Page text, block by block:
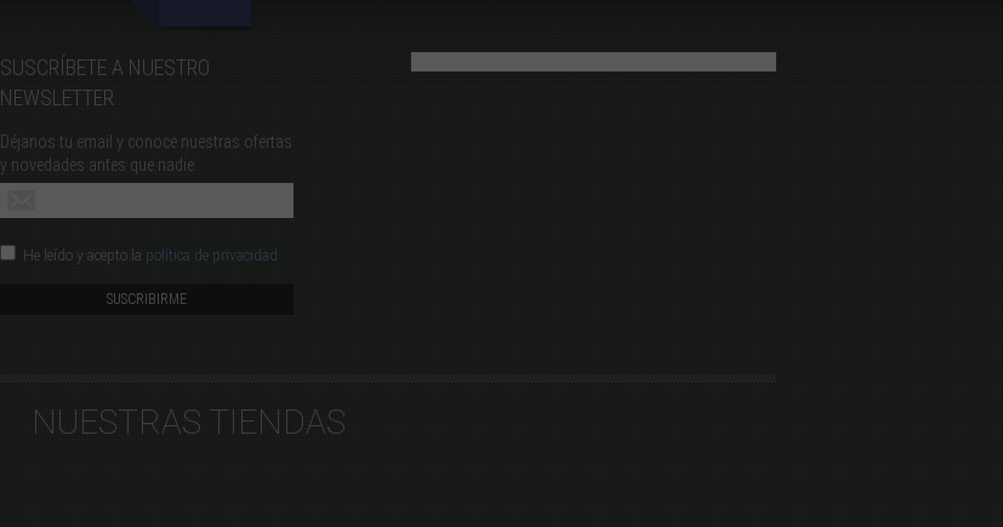
SUSCRÍBETE A NUESTRO
NEWSLETTER
Déjanos tu email y conoce nuestras ofertas
y novedades antes que nadie.
He leído y acepto la política de privacidad
NUESTRAS TIENDAS